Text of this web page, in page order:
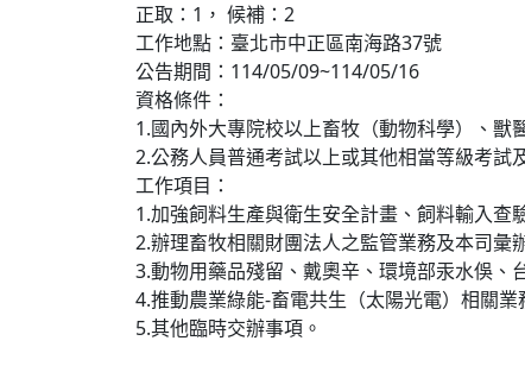
正取： 1， 候補： 2
工作地點： 臺北市中正區南海路37號
公告期間： 114/05/09~114/05/16
資格條件：
1.國內外大專院校以上畜牧（動物科學）、獸
2.公務人員普通考試以上或其他相當等級考試
工作項目：
1.加強飼料生產與衛生安全計畫、飼料輸入查
2.辦理畜牧相關財團法人之監管業務及本司彙
3.動物用藥品殘留、戴奧辛、環境部汞水俁、
4.推動農業綠能-畜電共生（太陽光電）相關業
5.其他臨時交辦事項。